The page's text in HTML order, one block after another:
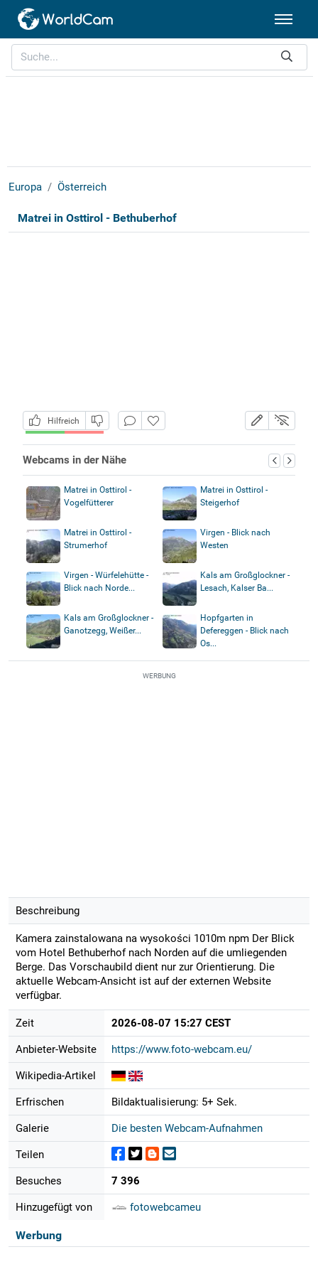
Europa Österreich
Matrei in Osttirol - Bethuberhof
Hilfreich
Webcams in der Nähe
Matrei in Osttirol -
Vogelfütterer
Matrei in Osttirol -
Steigerhof
Matrei in Osttirol -
Strumerhof
Virgen - Blick nach
Westen
Virgen - Würfelehütte -
Blick nach Norde...
Kals am Großglockner -
Lesach, Kalser Ba...
Kals am Großglockner -
Ganotzegg, Weißer...
Hopfgarten in
Defereggen - Blick nach
Os...
WERBUNG
Beschreibung
Kamera zainstalowana na wysokości 1010m npm Der Blick
vom Hotel Bethuberhof nach Norden auf die umliegenden
Berge. Das Vorschaubild dient nur zur Orientierung. Die
aktuelle Webcam-Ansicht ist auf der externen Website
verfügbar.
Zeit 2026-08-07 15:27 CEST
Anbieter-Website https://www.foto-webcam.eu/
Wikipedia-Artikel
Erfrischen Bildaktualisierung: 5+ Sek.
Galerie Die besten Webcam-Aufnahmen
Teilen
Besuches 7 396
Hinzugefügt von fotowebcameu
Werbung